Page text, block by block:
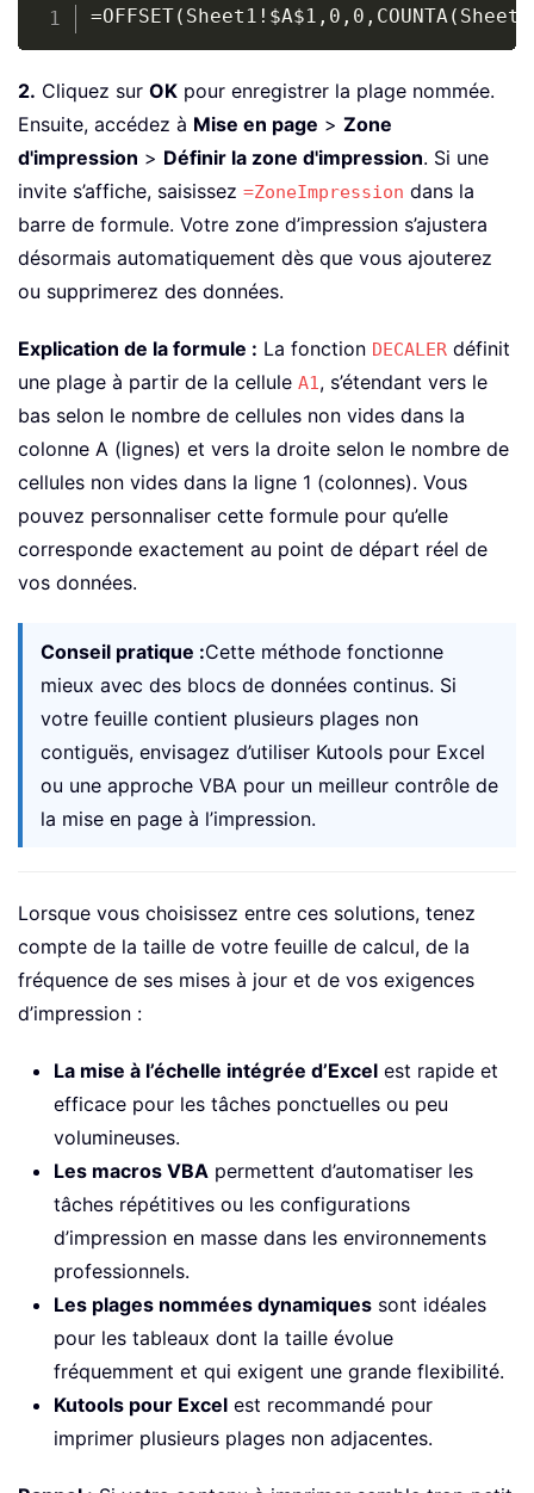
Copy
2. Cliquez sur OK pour enregistrer la plage nommée.
Ensuite, accédez à Mise en page > Zone
d'impression > Définir la zone d'impression. Si une
invite s’affiche, saisissez =ZoneImpression dans la
barre de formule. Votre zone d’impression s’ajustera
désormais automatiquement dès que vous ajouterez
ou supprimerez des données.
Explication de la formule : La fonction DECALER définit
une plage à partir de la cellule A1, s’étendant vers le
bas selon le nombre de cellules non vides dans la
colonne A (lignes) et vers la droite selon le nombre de
cellules non vides dans la ligne 1 (colonnes). Vous
pouvez personnaliser cette formule pour qu’elle
corresponde exactement au point de départ réel de
vos données.
Conseil pratique :Cette méthode fonctionne
mieux avec des blocs de données continus. Si
votre feuille contient plusieurs plages non
contiguës, envisagez d’utiliser Kutools pour Excel
ou une approche VBA pour un meilleur contrôle de
la mise en page à l’impression.
Lorsque vous choisissez entre ces solutions, tenez
compte de la taille de votre feuille de calcul, de la
fréquence de ses mises à jour et de vos exigences
d’impression :
La mise à l’échelle intégrée d’Excel est rapide et
efficace pour les tâches ponctuelles ou peu
volumineuses.
Les macros VBA permettent d’automatiser les
tâches répétitives ou les configurations
d’impression en masse dans les environnements
professionnels.
Les plages nommées dynamiques sont idéales
pour les tableaux dont la taille évolue
fréquemment et qui exigent une grande flexibilité.
Kutools pour Excel est recommandé pour
imprimer plusieurs plages non adjacentes.